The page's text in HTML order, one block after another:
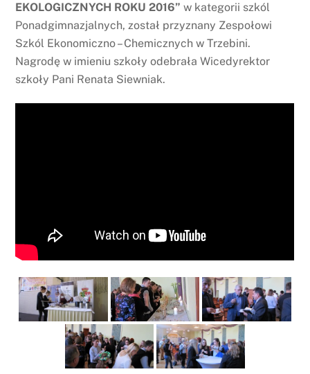
EKOLOGICZNYCH ROKU 2016” w kategorii szkól
Ponadgimnazjalnych, został przyznany Zespołowi
Szkól Ekonomiczno – Chemicznych w Trzebini.
Nagrodę w imieniu szkoły odebrała Wicedyrektor
szkoły Pani Renata Siewniak.